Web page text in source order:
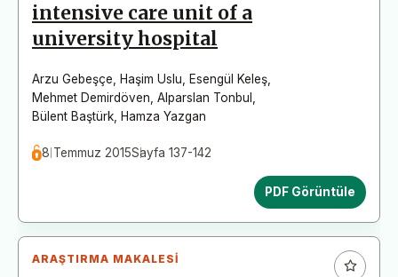
intensive care unit of a
university hospital
Arzu Gebeşçe Haşim Uslu Esengül Keleş
Mehmet Demirdöven Alparslan Tonbul
Bülent Baştürk
Hamza Yazgan
8 Temmuz 2015Sayfa 137-142
PDF Görüntüle
ARAŞTIRMA MAKALESI